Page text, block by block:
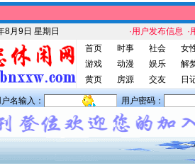
8月9日 星期日 ·用户发布信息 ·
首页
时事 社会
女
游戏
动漫 娱乐
解
黄页
房源 交友 日
名输入： 用户密码：